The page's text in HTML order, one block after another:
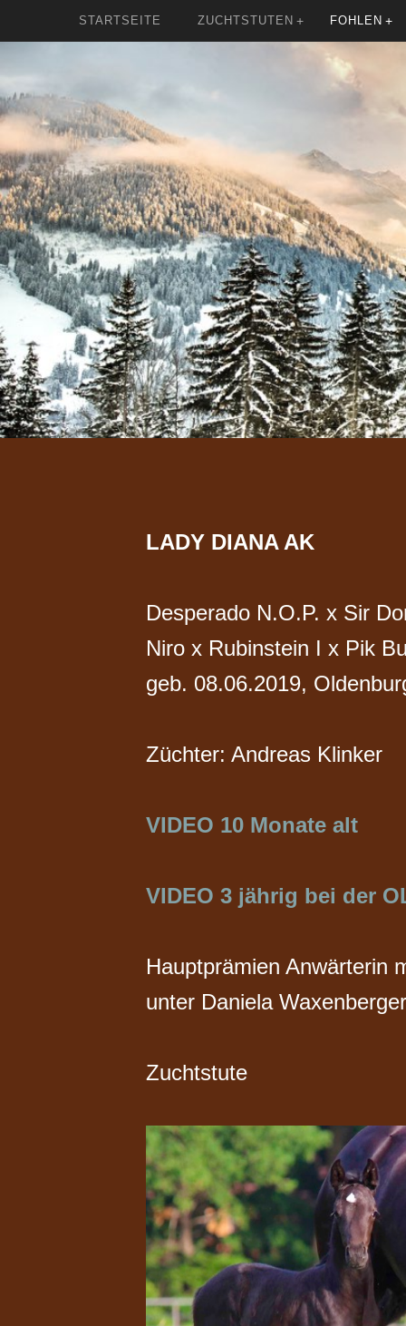
STARTSEITE ZUCHTSTUTEN FOHLEN
LADY DIANA AK
Desperado N.O.P. x Sir
Niro x Rubinstein I x Pik
geb. 08.06.2019,
Züchter: Andreas Klinker
VIDEO 10 Monate alt
VIDEO 3 jährig bei der
Hauptprämien Anwärterin
unter Daniela
Zuchtstute